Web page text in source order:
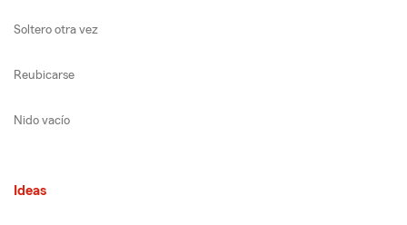
Soltero otra vez
Reubicarse
Nido vacío
Ideas